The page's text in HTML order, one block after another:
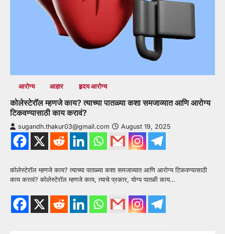
आरोग्य आहार हृदय आरोग्य
कोलेस्टेरॉल म्हणजे काय? त्याच्या पातळ्या कशा समजाव्यात आणि आरोग्य
टिकवण्यासाठी काय करावं?
sugandh.thakur03@gmail.com August 19, 2025
कोलेस्टेरॉल म्हणजे काय? त्याच्या पातळ्या कशा समजाव्यात आणि आरोग्य टिकवण्यासाठी
काय करावं? कोलेस्टेरॉल म्हणजे काय, त्याचे प्रकार, योग्य पातळी काय…